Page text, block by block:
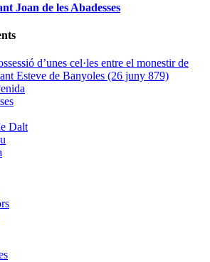
Joan de les Abadesses
d’unes cel·les entre el monestir de
Esteve de Banyoles (26 juny 879)
Dalt